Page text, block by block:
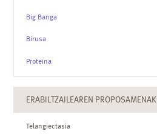
Big Banga
Birusa
Proteina
ERABILTZAILEAREN PROPOSAMENAK
Telangiectasia